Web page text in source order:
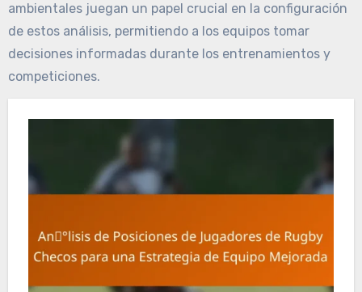
ambientales juegan un papel crucial en la configuración
de estos análisis, permitiendo a los equipos tomar
decisiones informadas durante los entrenamientos y
competiciones.